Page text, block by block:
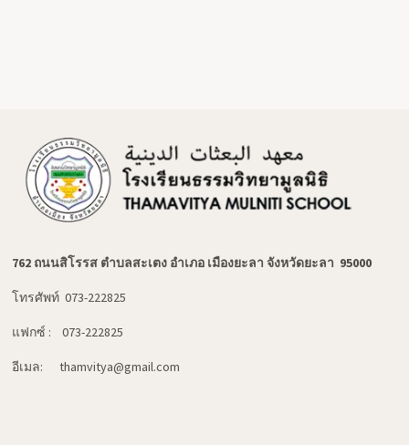
762 ถนนสิโรรส ตำบลสะเตง อำเภอ เมืองยะลา จังหวัดยะลา 95000
โทรศัพท์ 073-222825
แฟกซ์ : 073-222825
อีเมล: thamvitya@gmail.com